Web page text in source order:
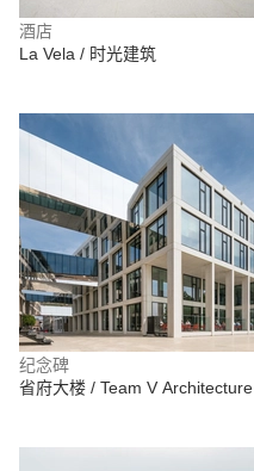
酒店
La Vela / 时光建筑
纪念碑
省府大楼 / Team V Architecture